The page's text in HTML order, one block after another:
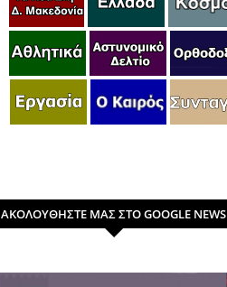
ΑΚΟΛΟΥΘΗΣΤΕ ΜΑΣ ΣΤΟ GOOGLE NEWS